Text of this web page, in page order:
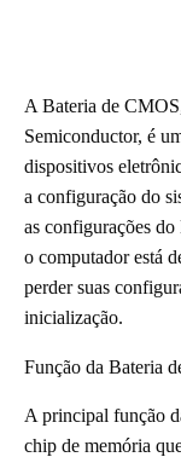
A Bateria de
Semiconductor, é
dispositivos
a configuração do
as configurações
o computador está
perder suas
inicialização.
Função da Bateria
A principal função
chip de memória